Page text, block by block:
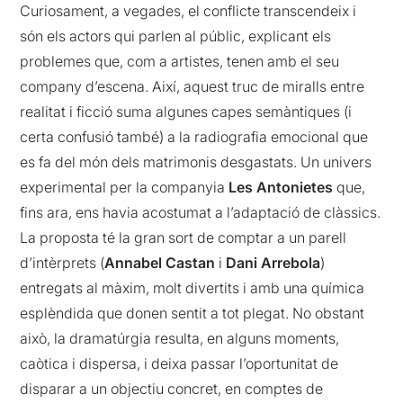
Curiosament, a vegades, el conflicte transcendeix i
són els actors qui parlen al públic, explicant els
problemes que, com a artistes, tenen amb el seu
company d’escena. Així, aquest truc de miralls entre
realitat i ficció suma algunes capes semàntiques (i
certa confusió també) a la radiografia emocional que
es fa del món dels matrimonis desgastats. Un univers
experimental per la companyia Les Antonietes que,
fins ara, ens havia acostumat a l’adaptació de clàssics.
La proposta té la gran sort de comptar a un parell
d’intèrprets (Annabel Castan i Dani Arrebola)
entregats al màxim, molt divertits i amb una química
esplèndida que donen sentit a tot plegat. No obstant
això, la dramatúrgia resulta, en alguns moments,
caòtica i dispersa, i deixa passar l’oportunitat de
disparar a un objectiu concret, en comptes de